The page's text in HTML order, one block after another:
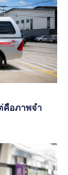
คือภาพจำ